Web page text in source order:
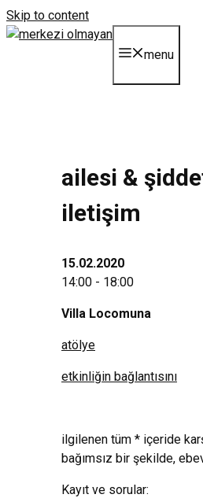
Skip to content
menu
ailesi &
i̇letişim
15.02.2020
14:00 - 18:00
Villa Locomuna
atölye
etkinliğin bağlantısını
ilgilenen tüm * içeride
bağımsız bir şekilde,
Kayıt ve sorular: